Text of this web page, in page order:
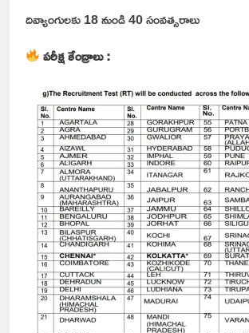
దివ్యాంగులకు 18 నుండి 40 సంవత్సరాలు
పరీక్ష కేంద్రాలు :